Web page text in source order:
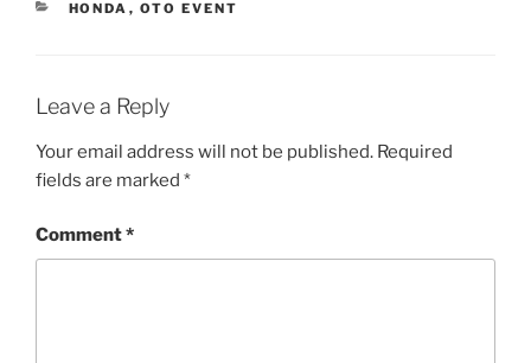
CATEGORIES
HONDA , OTO EVENT
Leave a Reply
Your email address will not be published. Required
fields are marked *
Comment*